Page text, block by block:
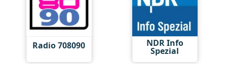
Radio 708090 NDR Info
Spezial